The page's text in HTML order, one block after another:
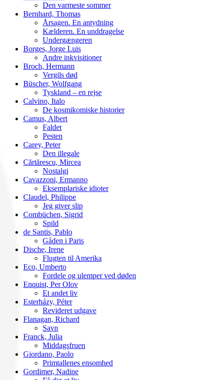
Den varmeste sommer
Bernhard, Thomas
Årsagen. En antydning
Kælderen. En unddragelse
Undergængeren
Borges, Jorge Luis
Andre inkvisitioner
Broch, Hermann
Vergils død
Büscher, Wolfgang
Tyskland – en rejse
Calvino, Italo
De kosmikomiske historier
Camus, Albert
Faldet
Pesten
Carey, Peter
Den illegale
Cărtărescu, Mircea
Nostalgi
Cavazzoni, Ermanno
Eksemplariske idioter
Claudel, Philippe
Jeg giver slip
Combüchen, Sigrid
Spild
de Santis, Pablo
Gåden i Paris
Dische, Irene
Flugten til Amerika
Eco, Umberto
Fordele og ulemper ved døden
Enquist, Per Olov
Et andet liv
Esterházy, Péter
Revideret udgave
Flanagan, Richard
Savn
Franck, Julia
Middagsfruen
Giordano, Paolo
Primtallenes ensomhed
Gordimer, Nadine